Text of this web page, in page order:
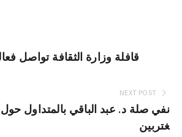
قافلة وزارة الثقافة تواصل
NEXT POST
نفي صلة د. عبد الباقي بالمتداول
غتربين